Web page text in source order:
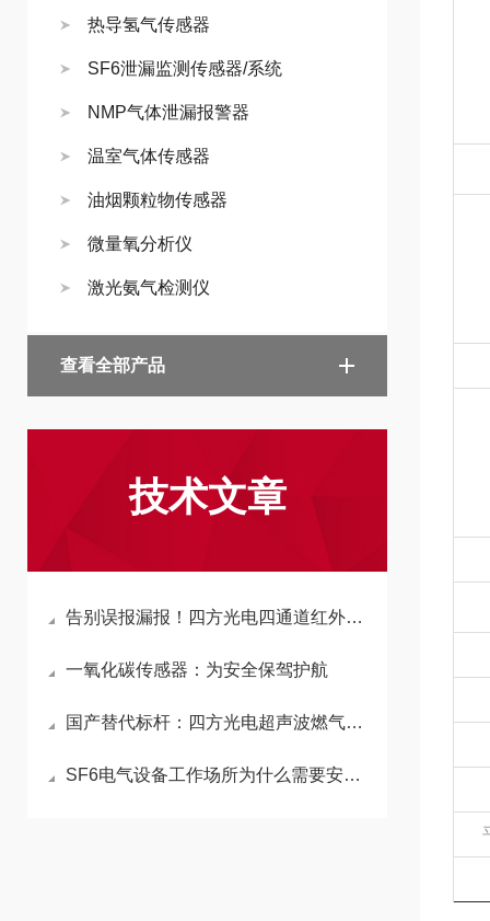
热导氢气传感器
SF6泄漏监测传感器/系统
NMP气体泄漏报警器
温室气体传感器
油烟颗粒物传感器
微量氧分析仪
激光氨气检测仪
查看全部产品
技术文章
告别误报漏报！四方光电四通道红外甲烷传感器守护厨房燃气安全
一氧化碳传感器：为安全保驾护航
国产替代标杆：四方光电超声波燃气表模组助力行业升级
SF6电气设备工作场所为什么需要安装SF6传感器？如何选择合适的SF6传感器？